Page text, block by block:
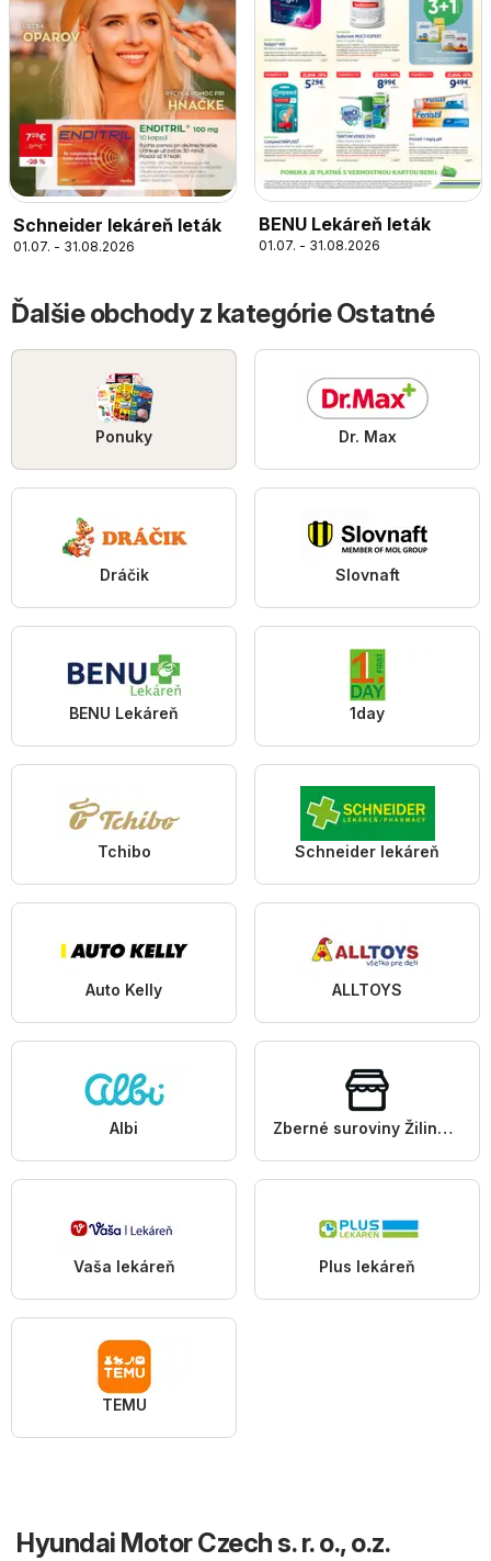
Schneider lekáreň leták
01.07. - 31.08.2026
BENU Lekáreň leták
01.07. - 31.08.2026
Ďalšie obchody z kategórie Ostatné
Ponuky Dr. Max
Dráčik Slovnaft
BENU Lekáreň 1day
Tchibo Schneider lekáreň
Auto Kelly ALLTOYS
Albi Zberné suroviny Žilina a.s.
Vaša lekáreň Plus lekáreň
TEMU
Hyundai Motor Czech s. r. o., o.z.